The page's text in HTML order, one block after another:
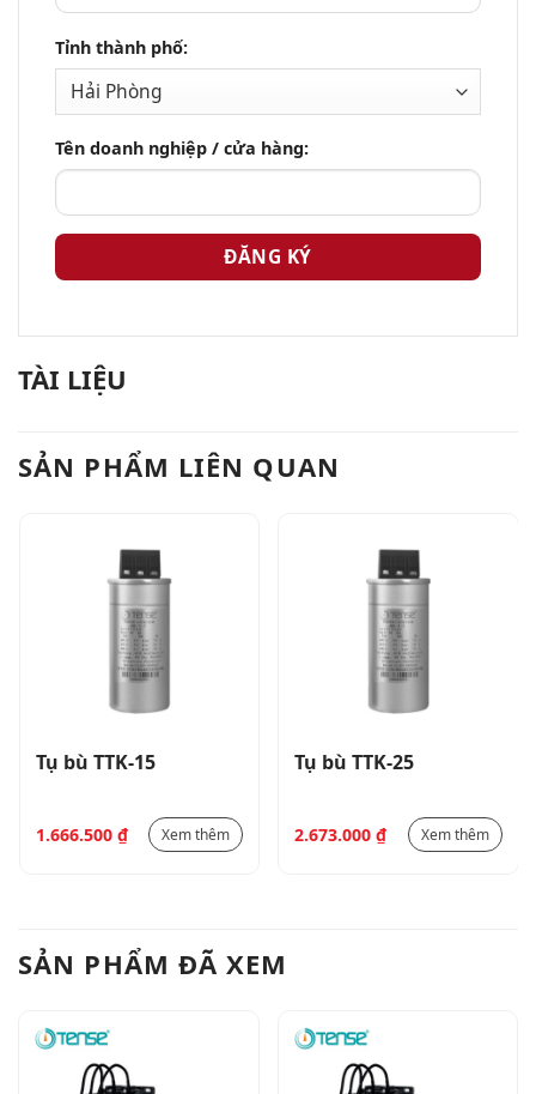
Tỉnh thành phố:
Tên doanh nghiệp / cửa hàng:
TÀI LIỆU
SẢN PHẨM LIÊN QUAN
Tụ bù TTK-15
1.666.500 ₫ Xem thêm
Tụ bù TTK-25
2.673.000 ₫ Xem thêm
SẢN PHẨM ĐÃ XEM